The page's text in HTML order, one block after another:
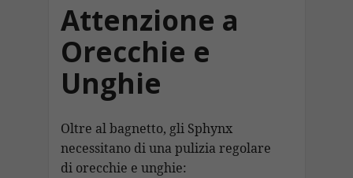
Attenzione a
Orecchie e
Unghie
Oltre al bagnetto, gli Sphynx
necessitano di una pulizia regolare
di orecchie e unghie: